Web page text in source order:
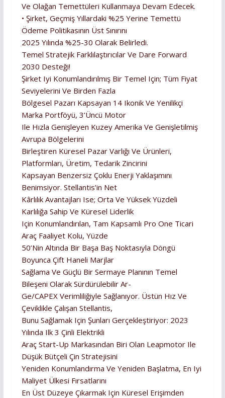
Ve Olağan Temettüleri Kullanmaya Devam Edecek.
• Şirket, Geçmiş Yıllardaki %25 Yerine Temettü
Ödeme Politikasının Üst Sınırını
2025 Yılında %25-30 Olarak Belirledi.
Temel Stratejik Farklılaştırıcılar Ve Dare Forward
2030 Desteği!
Şirket Iyi Konumlandırılmış Bir Temel Için; Tüm Fiyat
Seviyelerini Ve Birden Fazla
Bölgesel Pazarı Kapsayan 14 Ikonik Ve Yenilikçi
Marka Portföyü, 3’üncü Motor
Ile Hızla Genişleyen Kuzey Amerika Ve Genişletilmiş
Avrupa Bölgelerini
Birleştiren Küresel Pazar Varlığı Ve Ürünleri,
Platformları, Üretim, Tedarik Zincirini
Kapsayan Benzersiz Çoklu Enerji Yaklaşımını
Benimsiyor. Stellantis’in Net
Kârlılık Avantajları Ise; Orta Ve Yüksek Yüzdeli
Karlılığa Sahip Ve Küresel Liderlik
Için Konumlandırılan, Tam Kapsamlı Pro One Ticari
Araç Faaliyet Kolu, Yüzde
50’nin Altında Bir Başa Baş Noktasıyla Döngü
Boyunca Çift Haneli Marjlar
Sağlama Ve Güçlü Bir Sermaye Planının Temel
Bileşeni Olarak Sürdürülebilir Ar-
Ge/CAPEX Verimliliğiyle Sağlanıyor. Üstün Hız Ve
Çeviklikle Çalışan Stellantis,
Bunu Sağlamak Için Şunları Gerçekleştiriyor: 2023
Yılında Ilk 3 Çinli Elektrikli
Araç Start-Up Markasından Biri Olan Leapmotor Ile
Düşük Bütçeli Çin Stratejisini
Yeniden Konumlandırma Ve Yeniden Başlatma, En Iyi
Maliyet Ülkesi Fırsatlarını
En Üst Düzeye Çıkarmak Için Küresel Erişimden